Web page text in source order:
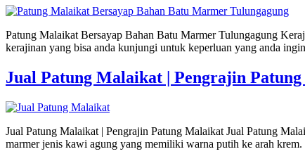
Patung Malaikat Bersayap Bahan Batu Marmer Tulungagung
kerajinan yang bisa anda kunjungi untuk keperluan yang anda
Jual Patung Malaikat | Pengrajin
Jual Patung Malaikat | Pengrajin Patung Malaikat Jual Patung
marmer jenis kawi agung yang memiliki warna putih ke arah